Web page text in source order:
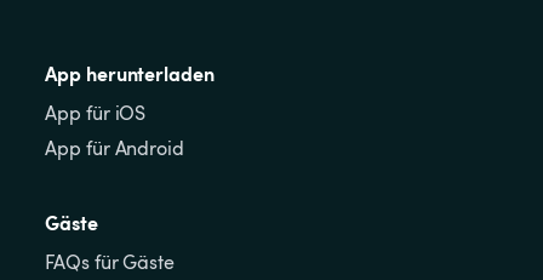
App herunterladen
App für iOS
App für Android
Gäste
FAQs für Gäste